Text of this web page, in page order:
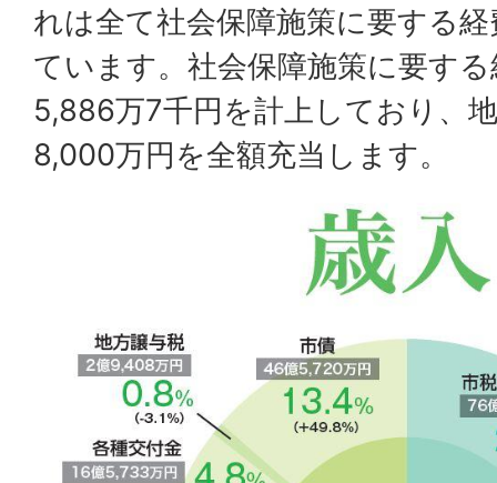
れは全て社会保障施策に要する
ています。社会保障施策に要す
5,886万7千円を計上しており、
8,000万円を全額充当します。